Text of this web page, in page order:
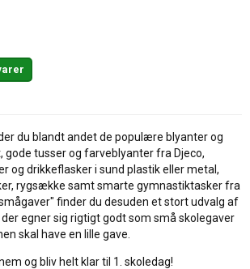
du blandt andet de populære blyanter og
tusser og farveblyanter fra Djeco,
og drikkeflasker i sund plastik eller metal,
rygsække samt smarte gymnastiktasker fra
finder du desuden et stort udvalg af
egner sig rigtigt godt som små skolegaver
skal have en lille gave.
og bliv helt klar til 1. skoledag!